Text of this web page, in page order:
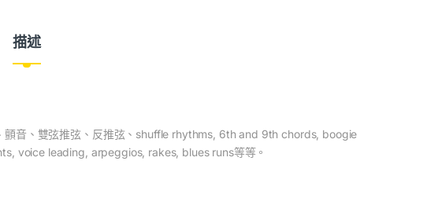
描述
音、雙弦推弦、反推弦、 shuffle rhythms, 6th and 9th chords, boogie
voice leading, arpeggios, rakes, blues runs等等。